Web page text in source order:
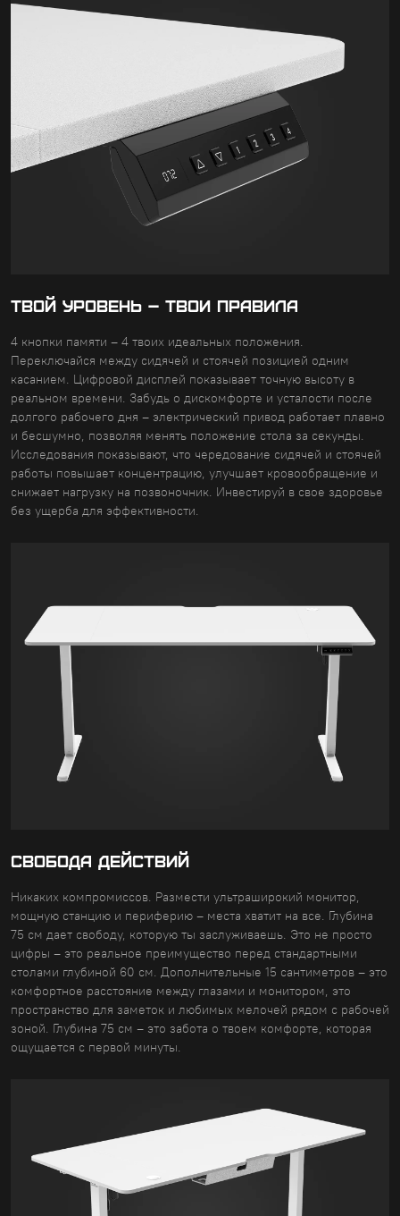
ТВОЙ УРОВЕНЬ – ТВОИ ПРАВИЛА
4 кнопки памяти – 4 твоих идеальных положения.
Переключайся между сидячей и стоячей позицией одним
касанием. Цифровой дисплей показывает точную высоту в
реальном времени. Забудь о дискомфорте и усталости после
долгого рабочего дня – электрический привод работает плавно
и бесшумно, позволяя менять положение стола за секунды.
Исследования показывают, что чередование сидячей и стоячей
работы повышает концентрацию, улучшает кровообращение и
снижает нагрузку на позвоночник. Инвестируй в свое здоровье
без ущерба для эффективности.
СВОБОДА ДЕЙСТВИЙ
Никаких компромиссов. Размести ультраширокий монитор,
мощную станцию и периферию – места хватит на все. Глубина
75 см дает свободу, которую ты заслуживаешь. Это не просто
цифры – это реальное преимущество перед стандартными
столами глубиной 60 см. Дополнительные 15 сантиметров – это
комфортное расстояние между глазами и монитором, это
пространство для заметок и любимых мелочей рядом с рабочей
зоной. Глубина 75 см – это забота о твоем комфорте, которая
ощущается с первой минуты.